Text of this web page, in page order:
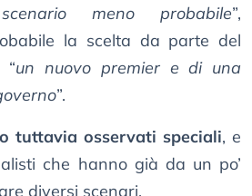
meno probabile”,
la scelta da parte del
“un nuovo premier e di una
”.
tuttavia osservati speciali, e
che hanno già da un po’
diversi scenari.